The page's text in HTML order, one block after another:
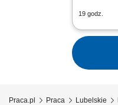
19 godz.
Praca.pl Praca Lubelskie